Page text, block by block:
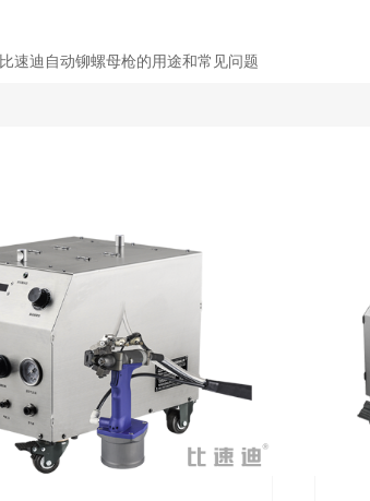
比速迪自动铆螺母枪的用途和常见问题